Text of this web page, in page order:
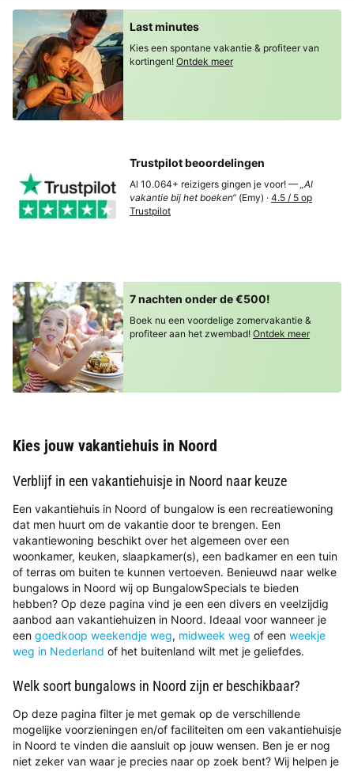
Last minutes
Kies een spontane vakantie & profiteer van
kortingen! Ontdek meer
Trustpilot beoordelingen
Al 10.064+ reizigers gingen je voor! — „Al
vakantie bij het boeken“ (Emy) · 4.5 / 5 op
Trustpilot
7 nachten onder de €500!
Boek nu een voordelige zomervakantie &
profiteer aan het zwembad! Ontdek meer
Kies jouw vakantiehuis in Noord
Verblijf in een vakantiehuisje in Noord naar keuze
Een vakantiehuis in Noord of bungalow is een recreatiewoning
dat men huurt om de vakantie door te brengen. Een
vakantiewoning beschikt over het algemeen over een
woonkamer, keuken, slaapkamer(s), een badkamer en een tuin
of terras om buiten te kunnen vertoeven. Benieuwd naar welke
bungalows in Noord wij op BungalowSpecials te bieden
hebben? Op deze pagina vind je een een divers en veelzijdig
aanbod aan vakantiehuizen in Noord. Ideaal voor wanneer je
een goedkoop weekendje weg, midweek weg of een weekje
weg in Nederland of het buitenland wilt met je geliefdes.
Welk soort bungalows in Noord zijn er beschikbaar?
Op deze pagina filter je met gemak op de verschillende
mogelijke voorzieningen en/of faciliteiten om een vakantiehuisje
in Noord te vinden die aansluit op jouw wensen. Ben je er nog
niet zeker van waar je precies naar op zoek bent? Wij helpen je